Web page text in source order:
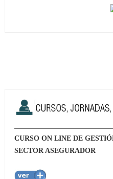
CURSO ON LINE DE
SECTOR ASEGURADOR